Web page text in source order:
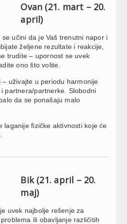
Ovan (21. mart – 20.
april)
se učini da je Vaš trenutni napor i
željene rezultate i reakcije,
trudite – upornost se uvek
ono što volite.
– uživajte u periodu harmonije
partnera/partnerke. Slobodni
da se ponašaju malo
laganije fizičke aktivnosti koje će
Bik (21. april – 20.
maj)
uvek najbolje rešenje za
ili obavljanje različitih